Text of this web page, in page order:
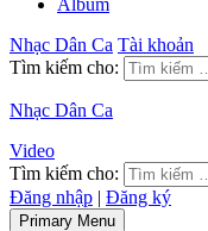
Album
Nhạc Dân Ca Tài khoản
Tìm kiếm cho:
Nhạc Dân Ca
Video
Tìm kiếm cho:
Đăng nhập | Đăng ký
Primary Menu